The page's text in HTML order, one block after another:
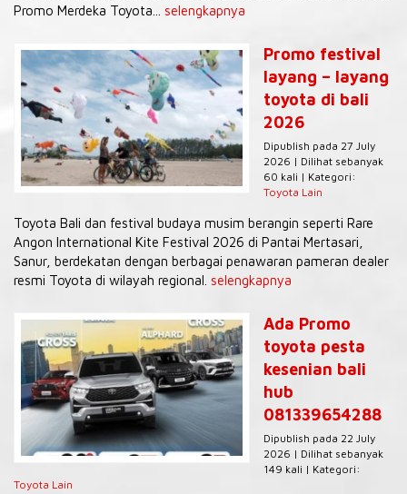
Promo Merdeka Toyota... selengkapnya
Promo festival
layang – layang
toyota di bali
2026
Dipublish pada 27 July
2026 | Dilihat sebanyak
60 kali | Kategori:
Toyota Lain
Toyota Bali dan festival budaya musim berangin seperti Rare
Angon International Kite Festival 2026 di Pantai Mertasari,
Sanur, berdekatan dengan berbagai penawaran pameran dealer
resmi Toyota di wilayah regional. selengkapnya
Ada Promo
toyota pesta
kesenian bali
hub
081339654288
Dipublish pada 22 July
2026 | Dilihat sebanyak
149 kali | Kategori:
Toyota Lain